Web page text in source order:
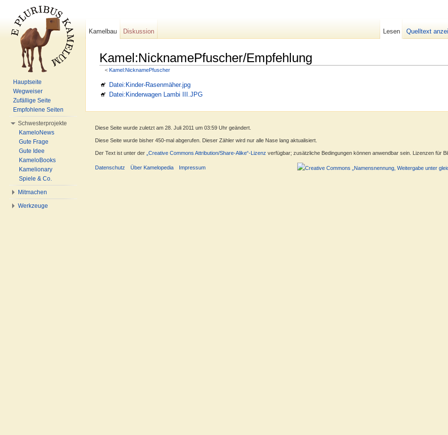
Kamel:NicknamePfuscher/Empfehlung
< Kamel:NicknamePfuscher
Datei:Kinder-Rasenmäher.jpg
Datei:Kinderwagen Lambi III.JPG
Kamelbau Diskussion Lesen Quelltext
Hauptseite
Wegweiser
Zufällige Seite
Empfohlene Seiten
Schwesterprojekte
KameloNews
Gute Frage
Gute Idee
KameloBooks
Kamelionary
Spiele & Co.
Mitmachen
Werkzeuge
Diese Seite wurde zuletzt am 28. Juli 2011 um 03:59 Uhr geändert.
Diese Seite wurde bisher 450-mal abgerufen. Dieser Zähler wird nur alle Nase lang aktualisiert.
Der Text ist unter der „Creative Commons Attribution/Share-Alike“-Lizenz verfügbar; zusätzliche Bedingungen können anwendbar sein. Lizenzen für
Datenschutz Über Kamelopedia Impressum